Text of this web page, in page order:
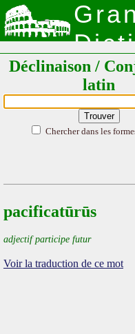
Déclinaison /
latin
Chercher dans les
pacificatūrūs
adjectif participe futur
Voir la traduction de ce mot